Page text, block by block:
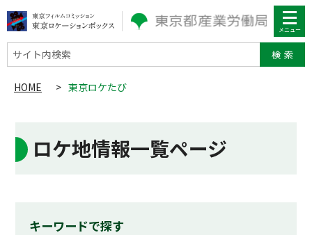
サイト内検索
HOME > 東京ロケたび
ロケ地情報一覧ページ
キーワードで探す